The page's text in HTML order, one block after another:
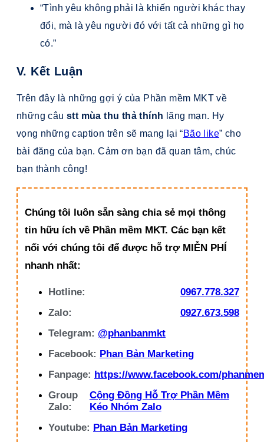
“Tình yêu không phải là khiến người khác thay
đổi, mà là yêu người đó với tất cả những gì họ
có.”
V. Kết Luận
Trên đây là những gợi ý của Phần mềm MKT về
những câustt mùa thu thả thính lãng mạn. Hy
vọng những caption trên sẽ mang lại “Bão like” cho
bài đăng của bạn. Cảm ơn bạn đã quan tâm, chúc
bạn thành công!
Chúng tôi luôn sẵn sàng chia sẻ mọi thông
tin hữu ích về Phần mềm MKT. Các bạn kết
nối với chúng tôi để được hỗ trợ MIỄN PHÍ
nhanh nhất:
Hotline:
0967.778.327
Zalo:
0927.673.598
Telegram: @phanbanmkt
Facebook: Phan Bản Marketing
Fanpage: https://www.facebook.com/
Group
Zalo:
Cộng Đồng Hỗ Trợ Phần Mềm
Kéo Nhóm Zalo
Youtube: Phan Bản Marketing